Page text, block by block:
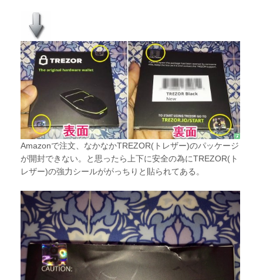
Amazonで注文、なかなかTREZOR(トレザー)のパッケージ
が開封できない。と思ったら上下に安全の為にTREZOR(ト
レザー)の強力シールががっちりと貼られてある。